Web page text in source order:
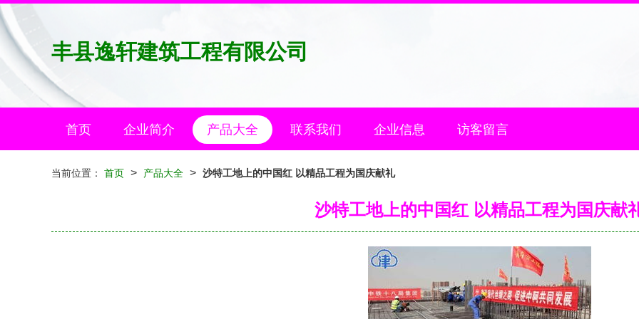
丰县逸轩建筑工程有限公司
首页 企业简介 产品大全 联系我们 企业信息 访客留言
当前位置： 首页 > 产品大全 > 沙特工地上的中国红 以精品工程为国庆献礼
沙特工地上的中国红 以精品工程为国庆献